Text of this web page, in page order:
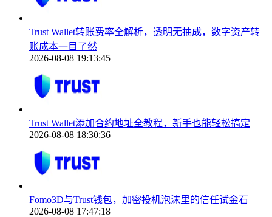
Trust Wallet转账费率全解析，透明无抽成，数字资产转
账成本一目了然
2026-08-08 19:13:45
Trust Wallet添加合约地址全教程，新手也能轻松搞定
2026-08-08 18:30:36
Fomo3D与Trust钱包，加密投机泡沫里的信任试金石
2026-08-08 17:47:18